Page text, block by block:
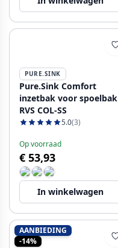
PURE.SINK
Pure.Sink Comfort
inzetbak voor spoelbak
RVS COL-SS
5.0(3)
Op voorraad
€ 53,93
In winkelwagen
AANBIEDING
-14%